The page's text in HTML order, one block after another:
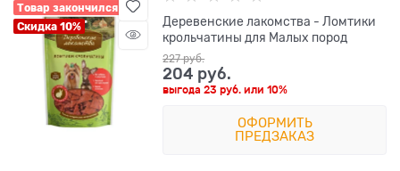
Товар закончился
Скидка 10%
Деревенские лакомства - Ломтики
крольчатины для Малых пород
227 руб.
204 руб.
выгода23 руб. или10%
ОФОРМИТЬ
ПРЕДЗАКАЗ